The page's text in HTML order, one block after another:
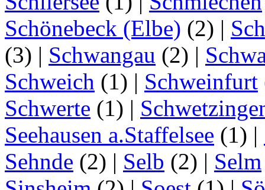
Schönebeck (Elbe) (2) |
(3) | Schwangau (2) |
Schweich (1) | Schweinfurt
Schwerte (1) |
Seehausen a.Staffelsee (1) |
Sehnde (2) | Selb (2) | Selm